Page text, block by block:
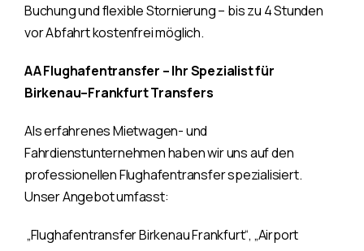
Buchung und flexible Stornierung – bis zu 4 Stunden
vor Abfahrt kostenfrei möglich.
AA Flughafentransfer – Ihr Spezialist für
Birkenau–Frankfurt Transfers
Als erfahrenes Mietwagen- und
Fahrdienstunternehmen haben wir uns auf den
professionellen Flughafentransfer spezialisiert.
Unser Angebot umfasst:
„Flughafentransfer Birkenau Frankfurt“, „Airport